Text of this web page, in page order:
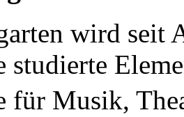
wird seit
studierte
für Musik,